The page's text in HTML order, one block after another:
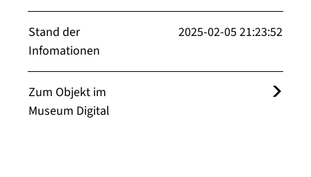
Stand der
Infomationen
2025-02-05 21:23:52
Zum Objekt im
Museum Digital